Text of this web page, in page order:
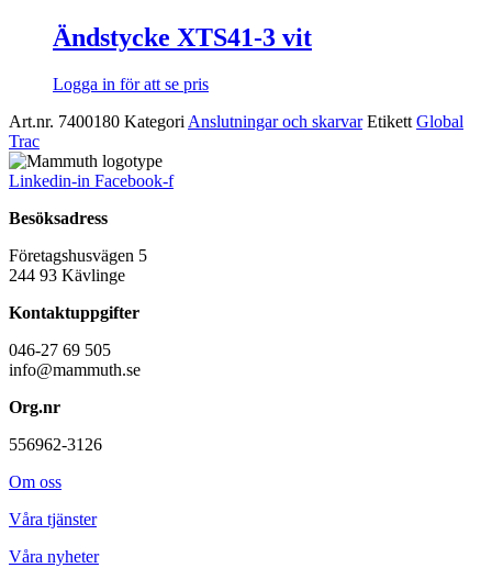
Ändstycke XTS41-3 vit
Logga in för att se pris
Art.nr. 7400180 Kategori Anslutningar och skarvar Etikett Global
Trac
Linkedin-in Facebook-f
Besöksadress
Företagshusvägen 5
244 93 Kävlinge
Kontaktuppgifter
046-27 69 505
info@mammuth.se
Org.nr
556962-3126
Om oss
Våra tjänster
Våra nyheter